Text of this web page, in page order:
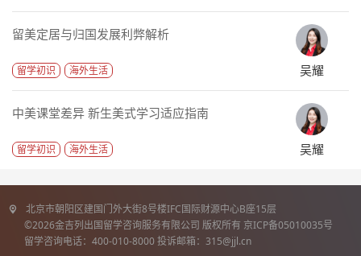
留美定居与归国发展利弊解析
留学初识 海外生活 吴耀
中美课堂差异 新生美式学习适应指南
留学初识 海外生活 吴耀
北京市朝阳区建国门外大街8号楼IFC国际财源中心B座15层
©2026金吉列出国留学咨询服务有限公司 版权所有 京ICP备05010035号
留学咨询电话：400-010-8000 投诉邮箱：315@jjl.cn